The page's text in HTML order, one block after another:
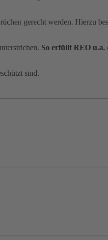
gerecht werden. Hierzu
So erfüllt REO u.a.
sind.